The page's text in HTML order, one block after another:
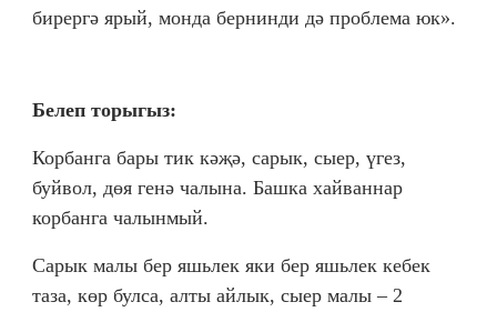
бирергә ярый, монда бернинди дә проблема юк».
Белеп торыгыз:
Корбанга бары тик кәҗә, сарык, сыер, үгез,
буйвол, дөя генә чалына. Башка хайваннар
корбанга чалынмый.
Сарык малы бер яшьлек яки бер яшьлек кебек
таза, көр булса, алты айлык, сыер малы – 2